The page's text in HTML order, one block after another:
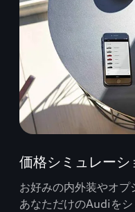
価格シミュレーシ
お好みの内外装やオプ
あなただけのAudiを